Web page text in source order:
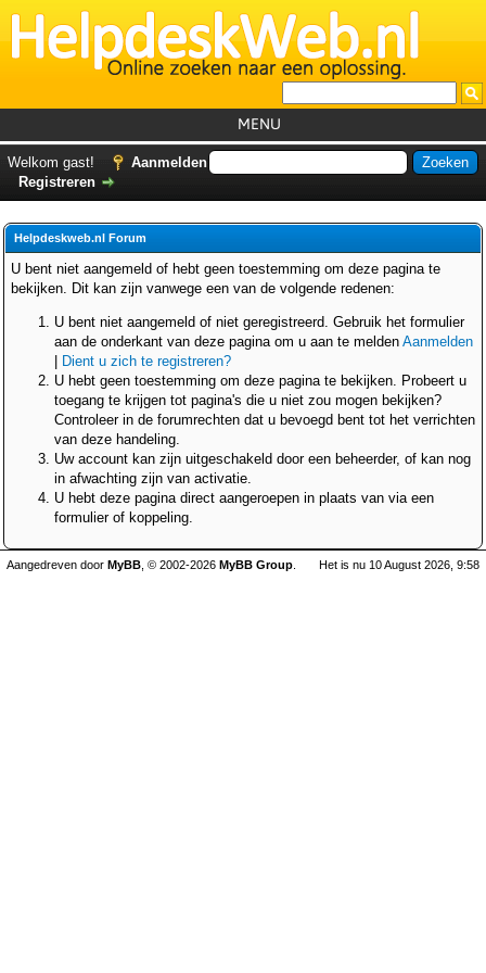
MENU
Helpdesks
Forum
Welkom gast!
Aanmelden
Registreren
Helpdeskweb.nl Forum
U bent niet aangemeld of hebt geen toestemming om deze pagina te
bekijken. Dit kan zijn vanwege een van de volgende redenen:
U bent niet aangemeld of niet geregistreerd. Gebruik het formulier
aan de onderkant van deze pagina om u aan te melden Aanmelden
Dient u zich te registreren?
U hebt geen toestemming om deze pagina te bekijken. Probeert u
toegang te krijgen tot pagina's die u niet zou mogen bekijken?
Controleer in de forumrechten dat u bevoegd bent tot het verrichten
van deze handeling.
Uw account kan zijn uitgeschakeld door een beheerder, of kan nog
in afwachting zijn van activatie.
U hebt deze pagina direct aangeroepen in plaats van via een
formulier of koppeling.
Het is nu 10 August 2026, 9:58
Aangedreven door MyBB , © 2002-2026 MyBB Group